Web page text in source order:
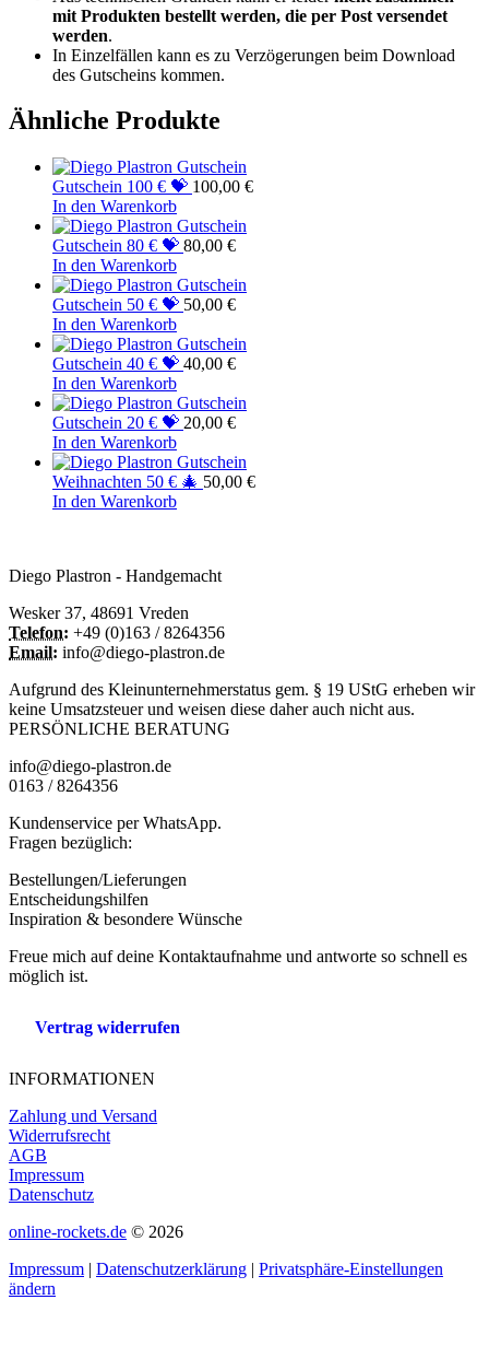
mit Produkten bestellt werden, die per Post versendet
werden.
In Einzelfällen kann es zu Verzögerungen beim Download
des Gutscheins kommen.
Ähnliche Produkte
Gutschein 100 € 💝 100,00 €
In den Warenkorb
Gutschein 80 € 💝 80,00 €
In den Warenkorb
Gutschein 50 € 💝 50,00 €
In den Warenkorb
Gutschein 40 € 💝 40,00 €
In den Warenkorb
Gutschein 20 € 💝 20,00 €
In den Warenkorb
Weihnachten 50 € 🎄 50,00 €
In den Warenkorb
Diego Plastron - Handgemacht
Wesker 37, 48691 Vreden
Telefon: +49 (0)163 / 8264356
Email: info@diego-plastron.de
Aufgrund des Kleinunternehmerstatus gem. § 19 UStG erheben wir
keine Umsatzsteuer und weisen diese daher auch nicht aus.
PERSÖNLICHE BERATUNG
info@diego-plastron.de
0163 / 8264356
Kundenservice per WhatsApp.
Fragen bezüglich:
Bestellungen/Lieferungen
Entscheidungshilfen
Inspiration & besondere Wünsche
Freue mich auf deine Kontaktaufnahme und antworte so schnell es
möglich ist.
Vertrag widerrufen
INFORMATIONEN
Zahlung und Versand
Widerrufsrecht
AGB
Impressum
Datenschutz
online-rockets.de © 2026
Impressum | Datenschutzerklärung | Privatsphäre-Einstellungen
ändern